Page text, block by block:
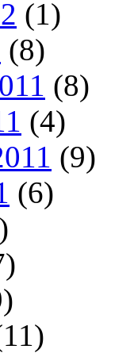
(1)
(8)
(8)
(4)
(9)
(6)